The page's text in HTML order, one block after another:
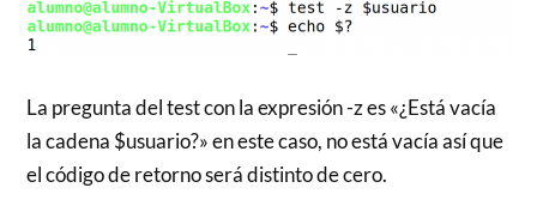
La pregunta del test con la expresión -z es «¿Está vacía
la cadena $usuario?» en este caso, no está vacía así que
el código de retorno será distinto de cero.